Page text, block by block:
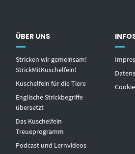
ÜBER UNS
Stricken wir gemeinsam!
StrickMitKuschelfein!
Kuschelfein für die Tiere
Englische Strickbegriffe
übersetzt
Das Kuschelfein
Treueprogramm
Podcast und Lernvideos